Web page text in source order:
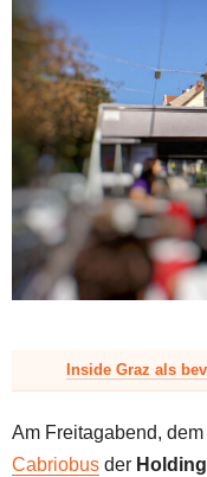
Inside Graz als
Am Freitagabend,
Cabriobus der